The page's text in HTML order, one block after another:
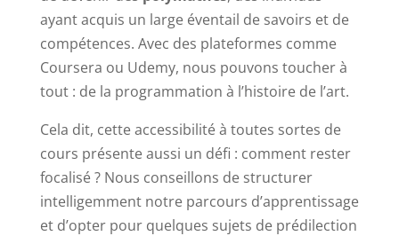
ayant acquis un large éventail de savoirs et de
compétences. Avec des plateformes comme
Coursera ou Udemy, nous pouvons toucher à
tout : de la programmation à l’histoire de l’art.
Cela dit, cette accessibilité à toutes sortes de
cours présente aussi un défi : comment rester
focalisé ? Nous conseillons de structurer
intelligemment notre parcours d’apprentissage
et d’opter pour quelques sujets de prédilection